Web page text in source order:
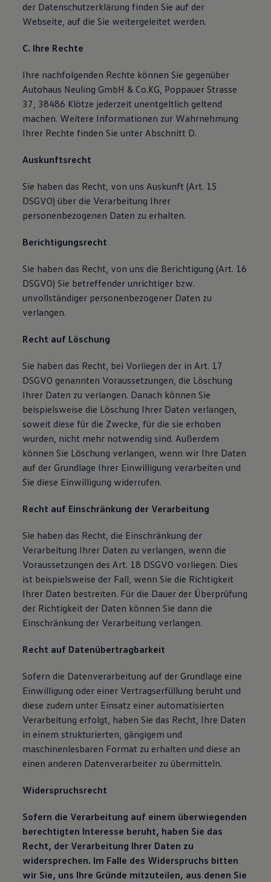
der Datenschutzerklärung finden Sie auf der
Webseite, auf die Sie weitergeleitet werden.
C. Ihre Rechte
Ihre nachfolgenden Rechte können Sie gegenüber
Autohaus Neuling GmbH & Co.KG, Poppauer Strasse
37, 38486 Klötze jederzeit unentgeltlich geltend
machen. Weitere Informationen zur Wahrnehmung
Ihrer Rechte finden Sie unter Abschnitt D.
Auskunftsrecht
Sie haben das Recht, von uns Auskunft (Art. 15
DSGVO) über die Verarbeitung Ihrer
personenbezogenen Daten zu erhalten.
Berichtigungsrecht
Sie haben das Recht, von uns die Berichtigung (Art. 16
DSGVO) Sie betreffender unrichtiger bzw.
unvollständiger personenbezogener Daten zu
verlangen.
Recht auf Löschung
Sie haben das Recht, bei Vorliegen der in Art. 17
DSGVO genannten Voraussetzungen, die Löschung
Ihrer Daten zu verlangen. Danach können Sie
beispielsweise die Löschung Ihrer Daten verlangen,
soweit diese für die Zwecke, für die sie erhoben
wurden, nicht mehr notwendig sind. Außerdem
können Sie Löschung verlangen, wenn wir Ihre Daten
auf der Grundlage Ihrer Einwilligung verarbeiten und
Sie diese Einwilligung widerrufen.
Recht auf Einschränkung der Verarbeitung
Sie haben das Recht, die Einschränkung der
Verarbeitung Ihrer Daten zu verlangen, wenn die
Voraussetzungen des Art. 18 DSGVO vorliegen. Dies
ist beispielsweise der Fall, wenn Sie die Richtigkeit
Ihrer Daten bestreiten. Für die Dauer der Überprüfung
der Richtigkeit der Daten können Sie dann die
Einschränkung der Verarbeitung verlangen.
Recht auf Datenübertragbarkeit
Sofern die Datenverarbeitung auf der Grundlage eine
Einwilligung oder einer Vertragserfüllung beruht und
diese zudem unter Einsatz einer automatisierten
Verarbeitung erfolgt, haben Sie das Recht, Ihre Daten
in einem strukturierten, gängigem und
maschinenlesbaren Format zu erhalten und diese an
einen anderen Datenverarbeiter zu übermitteln.
Widerspruchsrecht
Sofern die Verarbeitung auf einem überwiegenden
berechtigten Interesse beruht, haben Sie das
Recht, der Verarbeitung Ihrer Daten zu
widersprechen. Im Falle des Widerspruchs bitten
wir Sie, uns Ihre Gründe mitzuteilen, aus denen Sie